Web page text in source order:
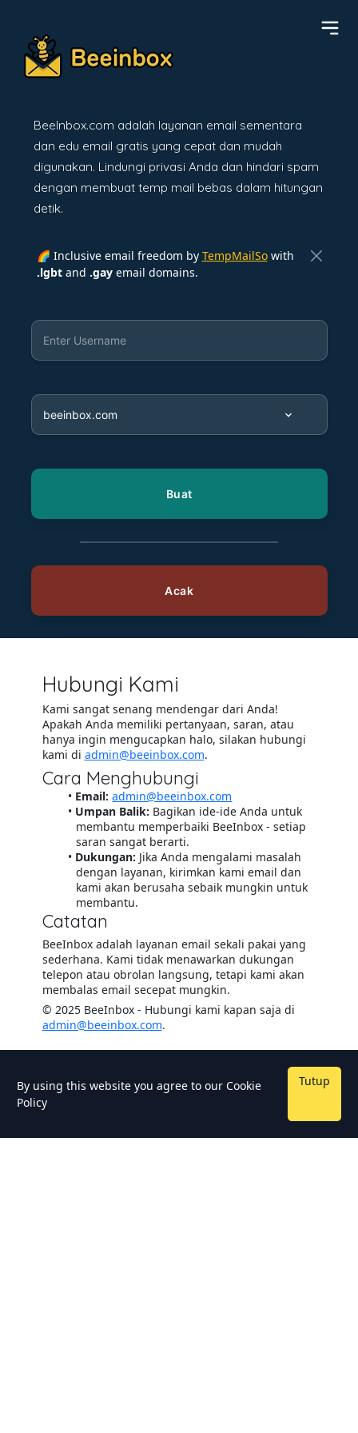
BeeInbox.com adalah layanan email sementara
dan edu email gratis yang cepat dan mudah
digunakan. Lindungi privasi Anda dan hindari spam
dengan membuat temp mail bebas dalam hitungan
detik.
🌈 Inclusive email freedom by TempMailSowith
.lgbtand .gayemail domains.
Hubungi Kami
Kami sangat senang mendengar dari Anda!
Apakah Anda memiliki pertanyaan, saran, atau
hanya ingin mengucapkan halo, silakan hubungi
kami di admin@beeinbox.com.
Cara Menghubungi
Email: admin@beeinbox.com
Umpan Balik: Bagikan ide-ide Anda untuk
membantu memperbaiki BeeInbox - setiap
saran sangat berarti.
Dukungan: Jika Anda mengalami masalah
dengan layanan, kirimkan kami email dan
kami akan berusaha sebaik mungkin untuk
membantu.
Catatan
BeeInbox adalah layanan email sekali pakai yang
sederhana. Kami tidak menawarkan dukungan
telepon atau obrolan langsung, tetapi kami akan
membalas email secepat mungkin.
© 2025 BeeInbox - Hubungi kami kapan saja di
admin@beeinbox.com.
By using this website you agree to our Cookie
Policy
Tutup